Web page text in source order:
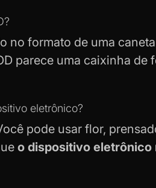
no formato de uma
parece uma caixinha
eletrônico?
pode usar flor,
o dispositivo eletrônico